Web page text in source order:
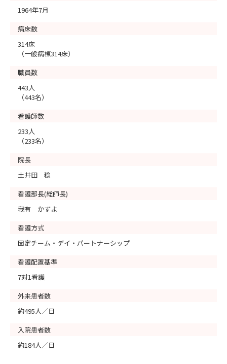
1964年7月
病床数
314床
（一般病棟314床）
職員数
443人
（443名）
看護師数
233人
（233名）
院長
土井田 稔
看護部長(総師長)
我有 かずよ
看護方式
固定チーム・デイ・パートナーシップ
看護配置基準
7対1看護
外来患者数
約495人／日
入院患者数
約184人／日